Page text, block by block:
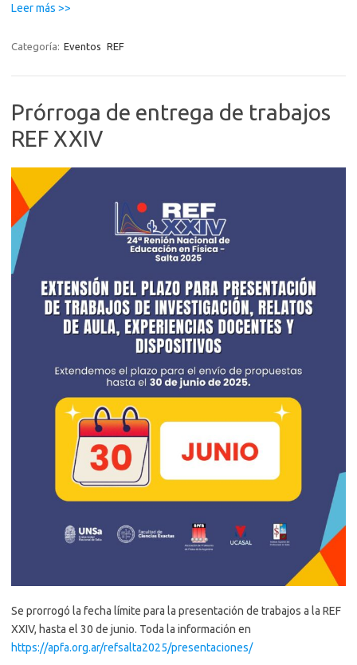
Leer más >>
para
trabajos,
experiencias
dispositivos”
Categoría: Eventos REF
Prórroga de entrega de trabajos
REF XXIV
Se prorrogó la fecha límite para la presentación de trabajos a la REF
XXIV, hasta el 30 de junio. Toda la información en
https://apfa.org.ar/refsalta2025/presentaciones/